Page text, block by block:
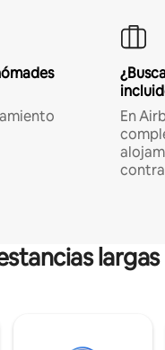
En
largas